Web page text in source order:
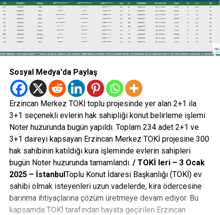
Sosyal Medya'da Paylaş
Erzincan Merkez TOKİ toplu projesinde yer alan 2+1 ila
3+1 seçenekli evlerin hak sahipliği konut belirleme işlemi
Noter huzurunda bugün yapıldı. Toplam 234 adet 2+1 ve
3+1 daireyi kapsayan Erzincan Merkez TOKİ projesine 300
hak sahibinin katıldığı kura işleminde evlerin sahipleri
bugün Noter huzurunda tamamlandı. / TOKİ leri – 3 Ocak
2025 – İstanbulToplu Konut İdaresi Başkanlığı (TOKİ) ev
sahibi olmak isteyenleri uzun vadelerde, kira ödercesine
barınma ihtiyaçlarına çözüm üretmeye devam ediyor. Bu
kapsamda TOKİ tarafından hayata geçirilen Erzincan